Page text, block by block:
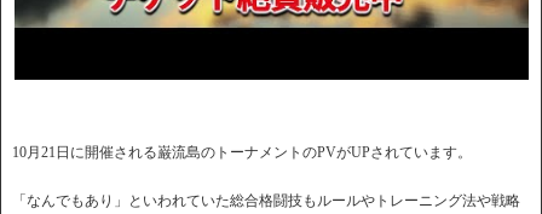
10月21日に開催される巌流島のトーナメントのPVがUPされています。
「なんでもあり」といわれていた総合格闘技もルールやトレーニング法や戦略